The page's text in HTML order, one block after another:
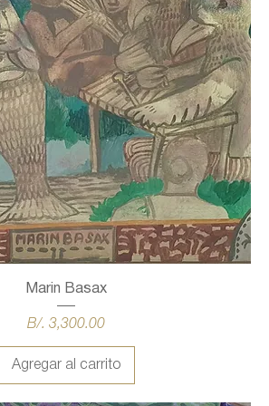
Marin Basax
Precio
B/. 3,300.00
Agregar al carrito